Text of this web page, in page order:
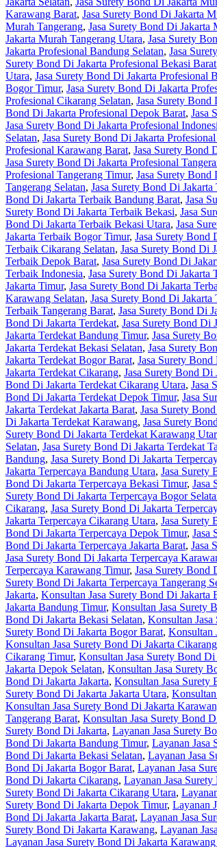
Karawang Barat, Jasa Surety Bond Di Jakarta
Murah Tangerang, Jasa Surety Bond Di Jakarta
Jakarta Murah Tangerang Utara, Jasa Surety
Jakarta Profesional Bandung Selatan, Jasa
Surety Bond Di Jakarta Profesional Bekasi Barat
Utara, Jasa Surety Bond Di Jakarta Profesional
Bogor Timur, Jasa Surety Bond Di Jakarta
Profesional Cikarang Selatan, Jasa Surety Bond
Bond Di Jakarta Profesional Depok Barat, Jasa
Jasa Surety Bond Di Jakarta Profesional
Selatan, Jasa Surety Bond Di Jakarta
Profesional Karawang Barat, Jasa Surety Bond
Jasa Surety Bond Di Jakarta Profesional
Profesional Tangerang Timur, Jasa Surety Bond
Tangerang Selatan, Jasa Surety Bond Di Jakarta
Bond Di Jakarta Terbaik Bandung Barat, Jasa
Surety Bond Di Jakarta Terbaik Bekasi, Jasa
Bond Di Jakarta Terbaik Bekasi Utara, Jasa
Jakarta Terbaik Bogor Timur, Jasa Surety Bond
Terbaik Cikarang Selatan, Jasa Surety Bond Di
Terbaik Depok Barat, Jasa Surety Bond Di
Terbaik Indonesia, Jasa Surety Bond Di Jakarta
Jakarta Timur, Jasa Surety Bond Di Jakarta
Karawang Selatan, Jasa Surety Bond Di
Terbaik Tangerang Barat, Jasa Surety Bond Di
Bond Di Jakarta Terdekat, Jasa Surety Bond Di
Jakarta Terdekat Bandung Timur, Jasa Surety
Jakarta Terdekat Bekasi Selatan, Jasa Surety
Jakarta Terdekat Bogor Barat, Jasa Surety
Jakarta Terdekat Cikarang, Jasa Surety Bond Di
Bond Di Jakarta Terdekat Cikarang Utara, Jasa
Bond Di Jakarta Terdekat Depok Timur, Jasa
Jakarta Terdekat Jakarta Barat, Jasa Surety
Di Jakarta Terdekat Karawang, Jasa Surety
Surety Bond Di Jakarta Terdekat Karawang
Selatan, Jasa Surety Bond Di Jakarta Terdekat
Bandung, Jasa Surety Bond Di Jakarta
Jakarta Terpercaya Bandung Utara, Jasa Surety
Bond Di Jakarta Terpercaya Bekasi Timur, Jasa
Surety Bond Di Jakarta Terpercaya Bogor
Cikarang, Jasa Surety Bond Di Jakarta
Jakarta Terpercaya Cikarang Utara, Jasa Surety
Bond Di Jakarta Terpercaya Depok Timur, Jasa
Bond Di Jakarta Terpercaya Jakarta Barat, Jasa
Jasa Surety Bond Di Jakarta Terpercaya
Terpercaya Karawang Timur, Jasa Surety Bond
Surety Bond Di Jakarta Terpercaya Tangerang
Jakarta, Konsultan Jasa Surety Bond Di Jakarta
Jakarta Bandung Timur, Konsultan Jasa Surety
Bond Di Jakarta Bekasi Selatan, Konsultan
Surety Bond Di Jakarta Bogor Barat, Konsultan
Konsultan Jasa Surety Bond Di Jakarta Cikarang
Cikarang Timur, Konsultan Jasa Surety Bond
Jakarta Depok Selatan, Konsultan Jasa Surety
Bond Di Jakarta Jakarta, Konsultan Jasa Surety
Surety Bond Di Jakarta Jakarta Utara,
Konsultan Jasa Surety Bond Di Jakarta
Tangerang Barat, Konsultan Jasa Surety Bond
Surety Bond Di Jakarta, Layanan Jasa Surety
Bond Di Jakarta Bandung Timur, Layanan Jasa
Bond Di Jakarta Bekasi Selatan, Layanan Jasa
Bond Di Jakarta Bogor Barat, Layanan Jasa
Bond Di Jakarta Cikarang, Layanan Jasa
Surety Bond Di Jakarta Cikarang Utara,
Surety Bond Di Jakarta Depok Timur, Layanan
Bond Di Jakarta Jakarta Barat, Layanan Jasa
Surety Bond Di Jakarta Karawang, Layanan
Layanan Jasa Surety Bond Di Jakarta